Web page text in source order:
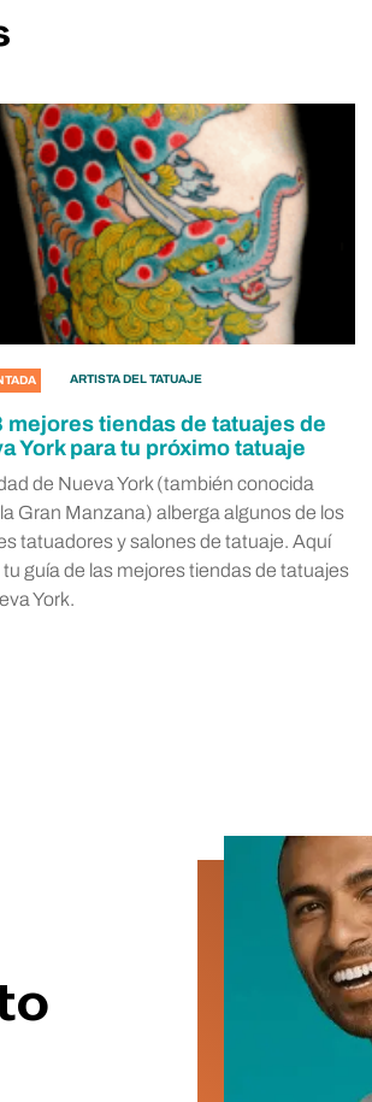
ARTISTA DEL TATUAJE
mejores tiendas de tatuajes de
York para tu próximo tatuaje
de Nueva York (también conocida
Gran Manzana) alberga algunos de los
tatuadores y salones de tatuaje. Aquí
guía de las mejores tiendas de tatuajes
York.